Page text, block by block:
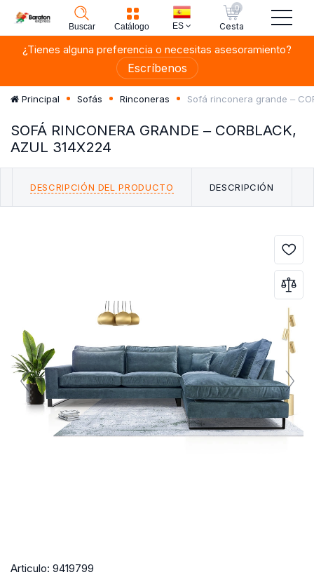
Buscar Catálogo ES
0
Cesta
¿Tienes alguna preferencia o necesitas asesoramiento?
Escríbenos
Principal Sofás Rinconeras Sofá rinconera grande ‒
SOFÁ RINCONERA GRANDE ‒ CORBLACK,
AZUL 314X224
DESCRIPCIÓN DEL PRODUCTO DESCRIPCIÓN
Articulo: 9419799